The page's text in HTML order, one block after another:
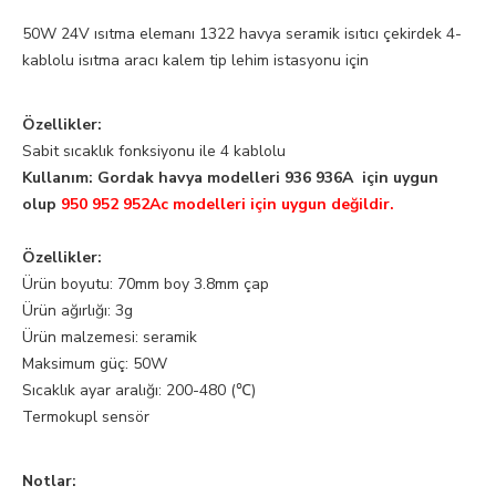
50W 24V ısıtma elemanı 1322 havya seramik isıtıcı çekirdek 4-
kablolu isıtma aracı kalem tip lehim istasyonu için
Özellikler:
Sabit sıcaklık fonksiyonu ile 4 kablolu
Kullanım: Gordak havya modelleri 936 936A için uygun
olup 950 952 952Ac modelleri için uygun değildir.
Özellikler:
Ürün boyutu: 70mm boy 3.8mm çap
Ürün ağırlığı: 3g
Ürün malzemesi: seramik
Maksimum güç: 50W
Sıcaklık ayar aralığı: 200-480 (℃)
Termokupl sensör
Notlar: